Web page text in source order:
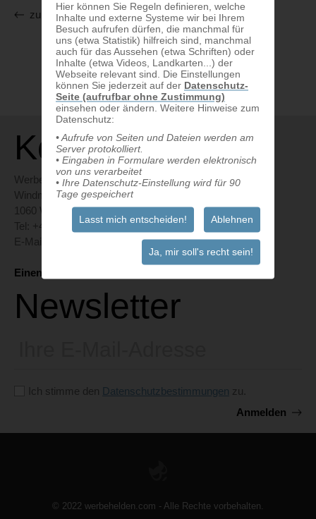
Hier können Sie Regeln definieren, welche
Inhalte und externe Systeme wir bei Ihrem
Besuch aufrufen dürfen, die manchmal für
uns (etwa Statistik) hilfreich sind, manchmal
auch für das Aussehen (etwa Schriften) oder
Inhalte (etwa Videos, Landkarten...) der
Webseite relevant sind. Die Einstellungen
können Sie jederzeit auf der Datenschutz-
Seite (aufrufbar ohne Zustimmung)
einsehen oder ändern. Weitere Hinweise zum
Datenschutz:
• Aufrufe von Seiten und Dateien werden am
Server protokolliert.
• Eingaben in Formulare werden elektronisch
von uns verarbeitet
• Ihre Datenschutz-Einstellung wird für 90
Tage gespeichert
Lasst mich entscheiden! Ablehnen
Ja, mir soll's recht sein!
zurück
Kontakt
Werbehelden GmbH
Windmühlgasse 26 / Stiege 1
1060 Wien
Tel: +43 699 167 86 212
E-Mail:
office@werbehelden.com
Einen Helden kontaktieren
Newsletter
Ich stimme den Datenschutzbestimmungen zu.
Anmelden
© 2022 werbehelden.com - Alle Rechte vorbehalten.